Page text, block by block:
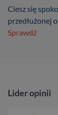
Ciesz się
przedłużonej
Sprawdź
Lider opinii